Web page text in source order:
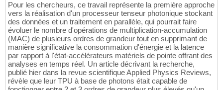
Pour les chercheurs, ce travail représente la première approche
vers la réalisation d'un processeur tenseur photonique stockant
des données et un traitement en parallèle, qui pourrait faire
évoluer le nombre d'opérations de multiplication-accumulation
(MAC) de plusieurs ordres de grandeur tout en supprimant de
manière significative la consommation d'énergie et la latence
par rapport à l'état-accélérateurs matériels de pointe offrant des
analyses en temps réel. Un article décrivant la recherche,
publié hier dans la revue scientifique Applied Physics Reviews,
révèle que leur TPU à base de photons était capable de